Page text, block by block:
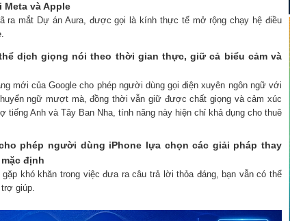
và Apple
ra mắt Dự án Aura, được gọi là kính thực tế mở rộng chạy hệ điều
dịch giọng nói theo thời gian thực, giữ cả biểu cảm và
mới của Google cho phép người dùng gọi điện xuyên ngôn ngữ với
ngữ mượt mà, đồng thời vẫn giữ được chất giọng và cảm xúc
tiếng Anh và Tây Ban Nha, tính năng này hiện chỉ khả dụng cho thuê
phép người dùng iPhone lựa chọn các giải pháp thay
định
khó khăn trong việc đưa ra câu trả lời thỏa đáng, bạn vẫn có thể
giúp.